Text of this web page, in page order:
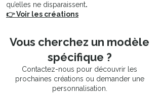
qu’elles ne disparaissent.
👉 Voir les créations
Vous cherchez un modèle
spécifique ?
Contactez-nous pour découvrir les
prochaines créations ou demander une
personnalisation.